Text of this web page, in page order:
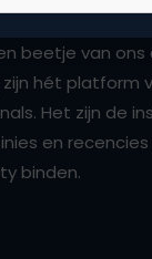
beetje van ons
zijn hét platform
Het zijn de
en
binden.